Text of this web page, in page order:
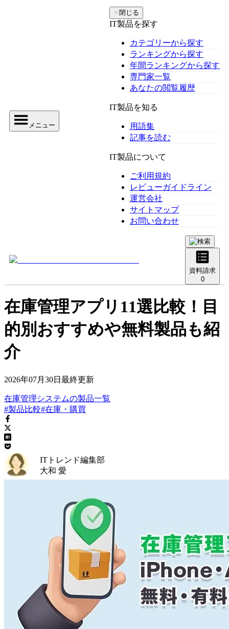
メニュー
✕ 閉じる
IT製品を探す
カテゴリーから探す
ランキングから探す
年間ランキングから探す
専門家一覧
あなたの閲覧履歴
IT製品を知る
用語集
記事を読む
IT製品について
ご利用規約
レビューガイドライン
運営会社
サイトマップ
お問い合わせ
資料請求
0
在庫管理アプリ11選比較！目
的別おすすめや無料製品も紹
介
2026年07月30日 最終更新
在庫管理システムの製品一覧
#製品比較#在庫・購買
ITトレンド編集部
大和 愛